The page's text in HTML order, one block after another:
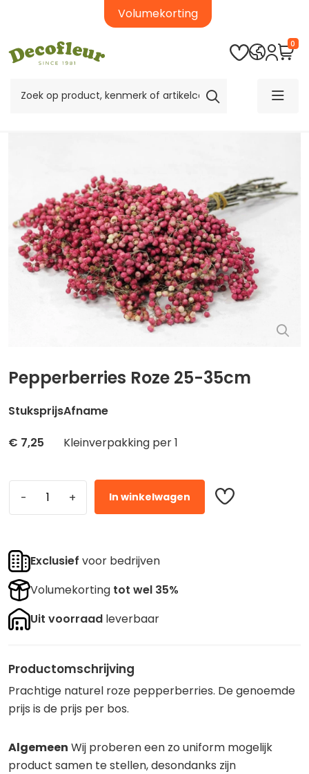
Volumekorting
0
Pepperberries Roze 25-35cm
Stuksprijs
€ 7,25
Afname
Kleinverpakking per 1
In winkelwagen
Exclusief voor bedrijven
Volumekorting tot wel 35%
Uit voorraadleverbaar
Productomschrijving
Prachtige naturel roze pepperberries. De genoemde
prijs is de prijs per bos.
Algemeen Wij proberen een zo uniform mogelijk
product samen te stellen, desondanks zijn